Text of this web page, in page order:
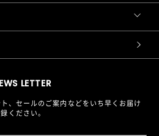
LETTER
、セールのご案内などをいち早くお届け
ください。